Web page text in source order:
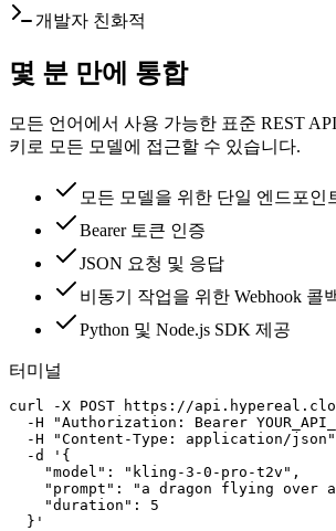
개발자 친화적
몇 분 만에 통합
모든 언어에서 사용 가능한 표준 REST
키로 모든 모델에 접근할 수 있습니다.
모든 모델을 위한 단일 엔드포인
Bearer 토큰 인증
JSON 요청 및 응답
비동기 작업을 위한 Webhook 콜
Python 및 Node.js SDK 제공
터미널
curl -X POST https://
-H "Authorization: Bearer
-H "Content-Type: application/
  -d '{
    "model": "kling-3-0-pro-t2v",
"prompt": "a dragon flying over
    "duration": 5
  }'